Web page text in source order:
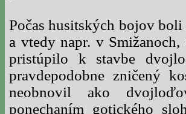
Počas husitských bojov
a vtedy napr. v
pristúpilo k stavbe
pravdepodobne zničený
neobnovil ako
ponechaním gotického